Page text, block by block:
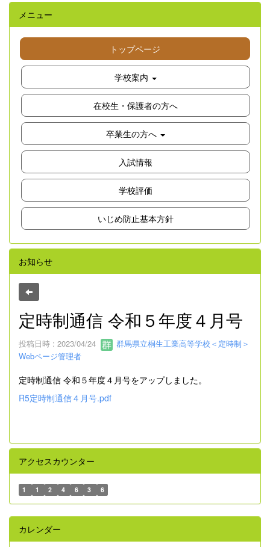
メニュー
トップページ
学校案内
在校生・保護者の方へ
卒業生の方へ
入試情報
学校評価
いじめ防止基本方針
お知らせ
定時制通信 令和５年度４月号
投稿日時 : 2023/04/24
群馬県立桐生工業高等学校＜定時制＞
Webページ管理者
定時制通信 令和５年度４月号をアップしました。
R5定時制通信４月号.pdf
アクセスカウンター
1 1 2 4 6 3 6
カレンダー